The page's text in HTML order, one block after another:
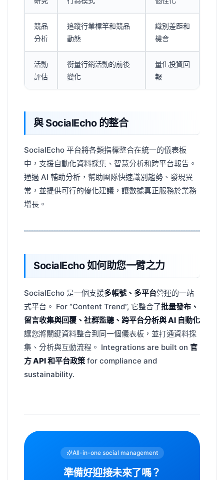
競品
分析
追蹤行業標竿和競品
動態
識別差距和
機會
活動
評估
衡量行銷活動的前後
變化
量化投資回
報
與 SocialEcho 的整合
SocialEcho 平台將各類指標整合在統一的儀表板
中，支援自動化資料採集、智慧分析和跨平台報告。
通過 AI 輔助分析，幫助團隊快速識別趨勢、發現異
常，並提供可行的優化建議，讓數據真正服務於業務
增長。
SocialEcho 如何助您一臂之力
SocialEcho 是一個支援多帳號、多平台營運的一站
式平台。 For “Content Trend”, 它整合了批量發布、
留言收集與回覆、社群監聽、跨平台分析與 AI 自動化
讓您將關鍵資料整合到同一個儀表板，並打通資料採
集、分析與互動流程。 Integrations are built on 官
方 API 和平台政策 for compliance and
sustainability.
All-in-one social management
準備好迎接未來了嗎？